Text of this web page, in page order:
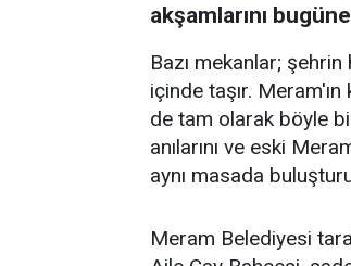
akşamlarını
Bazı mekanlar; şehrin
içinde taşır.
de tam olarak böyle
anılarını ve eski
aynı masada
Meram Belediyesi